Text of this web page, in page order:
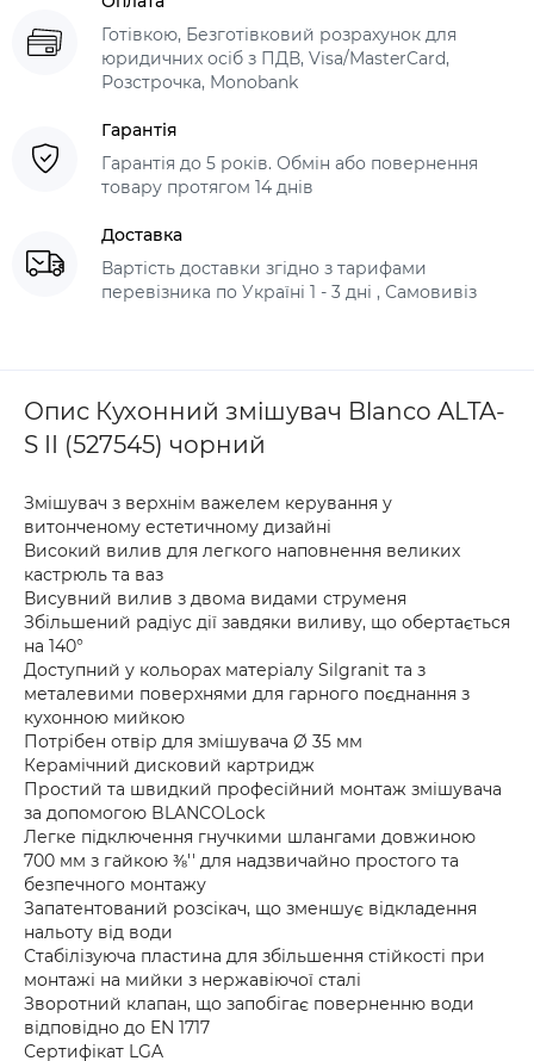
Готівкою, Безготівковий розрахунок для
юридичних осіб з ПДВ, Visa/MasterCard,
Розстрочка, Monobank
Гарантія
Гарантія до 5 років. Обмін або повернення
товару протягом 14 днів
Доставка
Вартість доставки згідно з тарифами
перевізника по Україні 1 - 3 дні , Самовивіз
Опис Кухонний змішувач Blanco ALTA-
S II (527545) чорний
Змішувач з верхнім важелем керування у
витонченому естетичному дизайні
Високий вилив для легкого наповнення великих
кастрюль та ваз
Висувний вилив з двома видами струменя
Збільшений радіус дії завдяки виливу, що обертається
на 140°
Доступний у кольорах матеріалу Silgranit та з
металевими поверхнями для гарного поєднання з
кухонною мийкою
Потрібен отвір для змішувача Ø 35 мм
Керамічний дисковий картридж
Простий та швидкий професійний монтаж змішувача
за допомогою BLANCOLock
Легке підключення гнучкими шлангами довжиною
700 мм з гайкою ⅜'' для надзвичайно простого та
безпечного монтажу
Запатентований розсікач, що зменшує відкладення
нальоту від води
Стабілізуюча пластина для збільшення стійкості при
монтажі на мийки з нержавіючої сталі
Зворотний клапан, що запобігає поверненню води
відповідно до EN 1717
Сертифікат LGA